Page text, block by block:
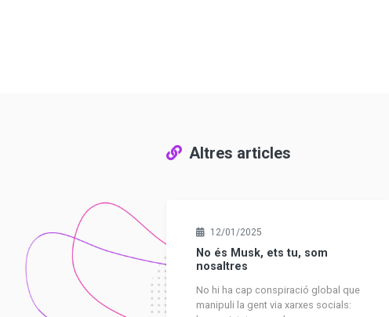
Altres articles
12/01/2025
No és Musk, ets tu, som
nosaltres
No hi ha cap conspiració global que
manipuli la gent via xarxes socials: